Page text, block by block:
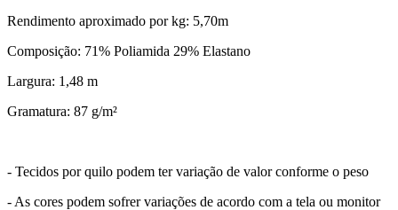
Rendimento aproximado por kg: 5,70m
Composição: 71% Poliamida 29% Elastano
Largura: 1,48 m
Gramatura: 87 g/m²
- Tecidos por quilo podem ter variação de valor conforme o peso
- As cores podem sofrer variações de acordo com a tela ou monitor